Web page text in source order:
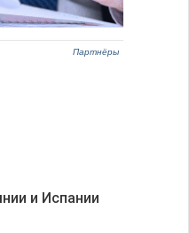
Партнёры
и Испании